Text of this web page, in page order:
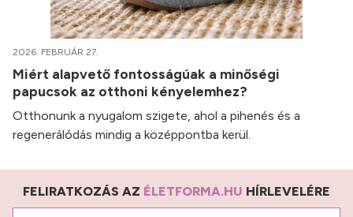
2026. FEBRUÁR 27.
Miért alapvető fontosságúak a minőségi
papucsok az otthoni kényelemhez?
Otthonunk a nyugalom szigete, ahol a pihenés és a
regenerálódás mindig a középpontba kerül.
FELIRATKOZÁS AZ ÉLETFORMA.HU HÍRLEVELÉRE